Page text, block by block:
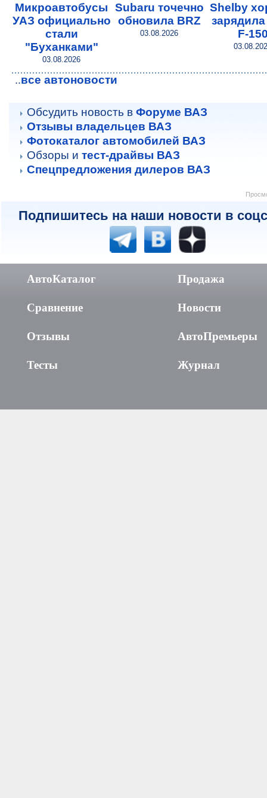
Микроавтобусы
УАЗ официально
стали
"Буханками"
03.08.2026
Subaru точечно
обновила BRZ
03.08.2026
Shelby
F-
..все автоновости
Обсудить новость в Форуме ВАЗ
Отзывы владельцев ВАЗ
Фотокаталог автомобилей ВАЗ
Обзоры и тест-драйвы ВАЗ
Спецпредложения дилеров ВАЗ
Подпишитесь на наши новости в
АвтоКаталог
Сравнение
Отзывы
Тесты
Продажа
Новости
АвтоПремьеры
Журнал